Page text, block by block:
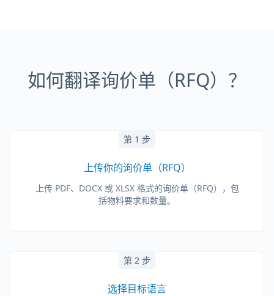
如何翻译询价单（RFQ）？
第 1 步
上传你的询价单（RFQ）
上传 PDF、DOCX 或 XLSX 格式的询价单（RFQ），包
括物料要求和数量。
第 2 步
选择目标语言